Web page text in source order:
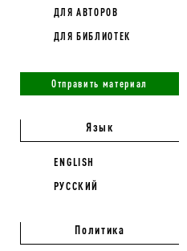
ДЛЯ АВТОРОВ
ДЛЯ БИБЛИОТЕК
Отправить материал
Язык
ENGLISH
РУССКИЙ
Политика